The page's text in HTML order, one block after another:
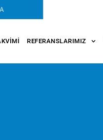
REFERANSLARIMIZ